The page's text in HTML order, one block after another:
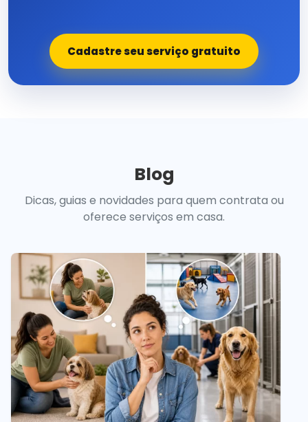
Cadastre seu serviço gratuito
Blog
Dicas, guias e novidades para quem contrata ou
oferece serviços em casa.